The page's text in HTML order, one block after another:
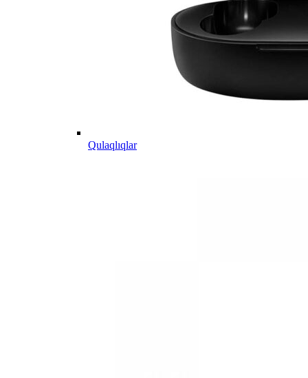
Qulaqlıqlar